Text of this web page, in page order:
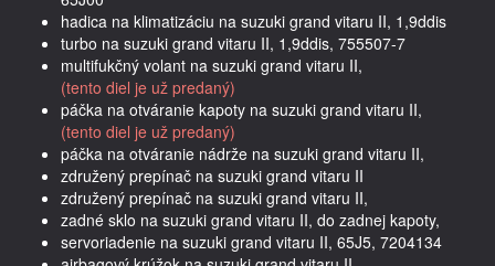
hadica na klimatizáciu na suzuki grand vitaru II, 1,9ddis
turbo na suzuki grand vitaru II, 1,9ddis, 755507-7
multifukčný volant na suzuki grand vitaru II,
(tento diel je už predaný)
páčka na otváranie kapoty na suzuki grand vitaru II,
(tento diel je už predaný)
páčka na otváranie nádrže na suzuki grand vitaru II,
združený prepínač na suzuki grand vitaru II
združený prepínač na suzuki grand vitaru II,
zadné sklo na suzuki grand vitaru II, do zadnej kapoty,
servoriadenie na suzuki grand vitaru II, 65J5, 7204134